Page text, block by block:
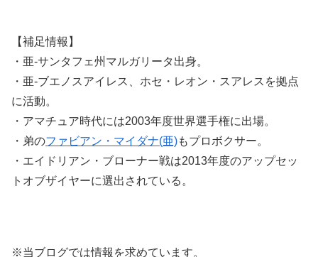
【補足情報】
・亜-サンタフェ州マルガリータ出身。
・亜-ブエノスアイレス、ホセ・レオン・スアレスを拠点
に活動。
・アマチュア時代には2003年度世界選手権に出場。
・弟のファビアン・マイダナ(亜)もプロボクサー。
・エイドリアン・ブローナー戦は2013年度のアップセッ
トオブザイヤーに選出されている。
※当ブログでは情報を求めています。